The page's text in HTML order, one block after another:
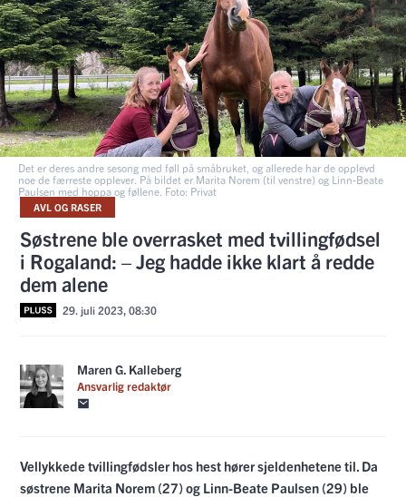
Det er deres andre sesong med føll på småbruket, og allerede har de opplevd
noe de færreste opplever. På bildet er Marita Norem (til venstre) og Linn-Beate
Paulsen med hoppa og føllene. Foto: Privat
AVL OG RASER
Søstrene ble overrasket med tvillingfødsel
i Rogaland: – Jeg hadde ikke klart å redde
dem alene
29. juli 2023, 08:30
Maren G. Kalleberg
Ansvarlig redaktør
Vellykkede tvillingfødsler hos hest hører sjeldenhetene til. Da
søstrene Marita Norem (27) og Linn-Beate Paulsen (29) ble